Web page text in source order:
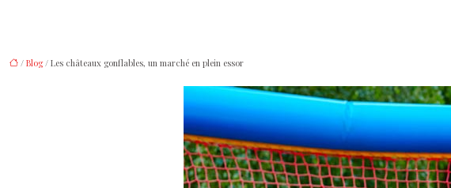
/ Blog/ Les châteaux gonflables, un marché en plein essor